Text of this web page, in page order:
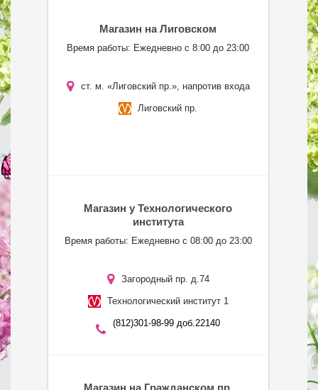
Магазин на Лиговском
Время работы: Ежедневно с 8:00 до 23:00
ст. м. «Лиговский пр.», напротив входа
Лиговский пр.
Магазин у Технологического
института
Время работы: Ежедневно с 08:00 до 23:00
Загородный пр. д.74
Технологический институт 1
(812)301-98-99 доб.22140
Магазин на Гражданском пр.